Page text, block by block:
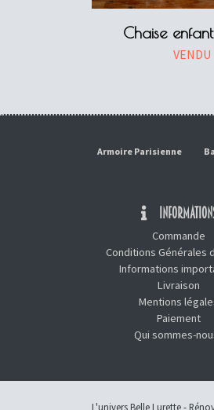
Chaise
VENDU
Armoire Parisienne
Commande
Conditions Générales
Informations
Livraison
Mentions
Paiement
Qui sommes-
L'univers Belle Lurette -